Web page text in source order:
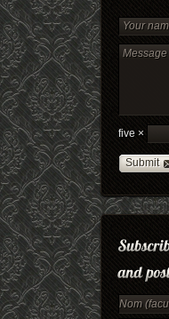
five ×
Submit